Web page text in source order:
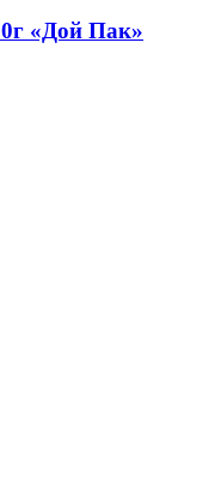
«Дой Пак»